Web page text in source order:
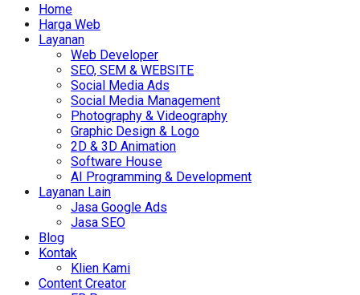
Home
Harga Web
Layanan
Web Developer
SEO, SEM & WEBSITE
Social Media Ads
Social Media Management
Photography & Videography
Graphic Design & Logo
2D & 3D Animation
Software House
AI Programming & Development
Layanan Lain
Jasa Google Ads
Jasa SEO
Blog
Kontak
Klien Kami
Content Creator